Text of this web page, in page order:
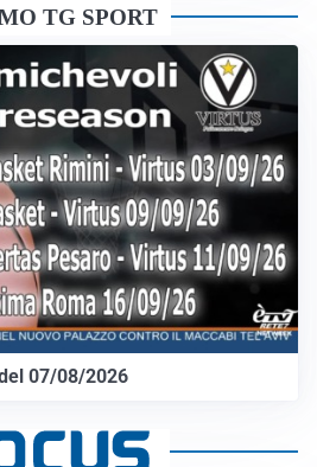
TG SPORT
07/08/2026